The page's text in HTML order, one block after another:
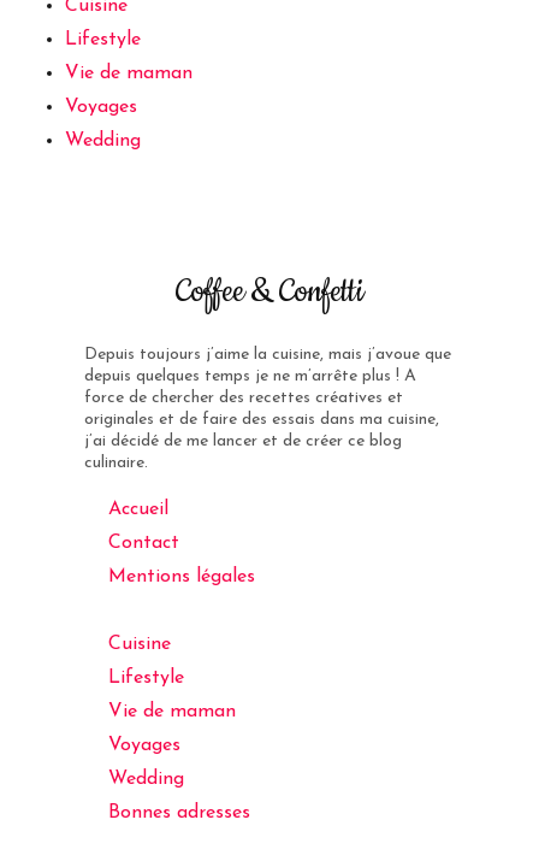
Cuisine
Lifestyle
Vie de maman
Voyages
Wedding
Coffee & Confetti
Depuis toujours j’aime la cuisine, mais j’avoue que
depuis quelques temps je ne m’arrête plus ! A
force de chercher des recettes créatives et
originales et de faire des essais dans ma cuisine,
j’ai décidé de me lancer et de créer ce blog
culinaire.
Accueil
Contact
Mentions légales
Cuisine
Lifestyle
Vie de maman
Voyages
Wedding
Bonnes adresses